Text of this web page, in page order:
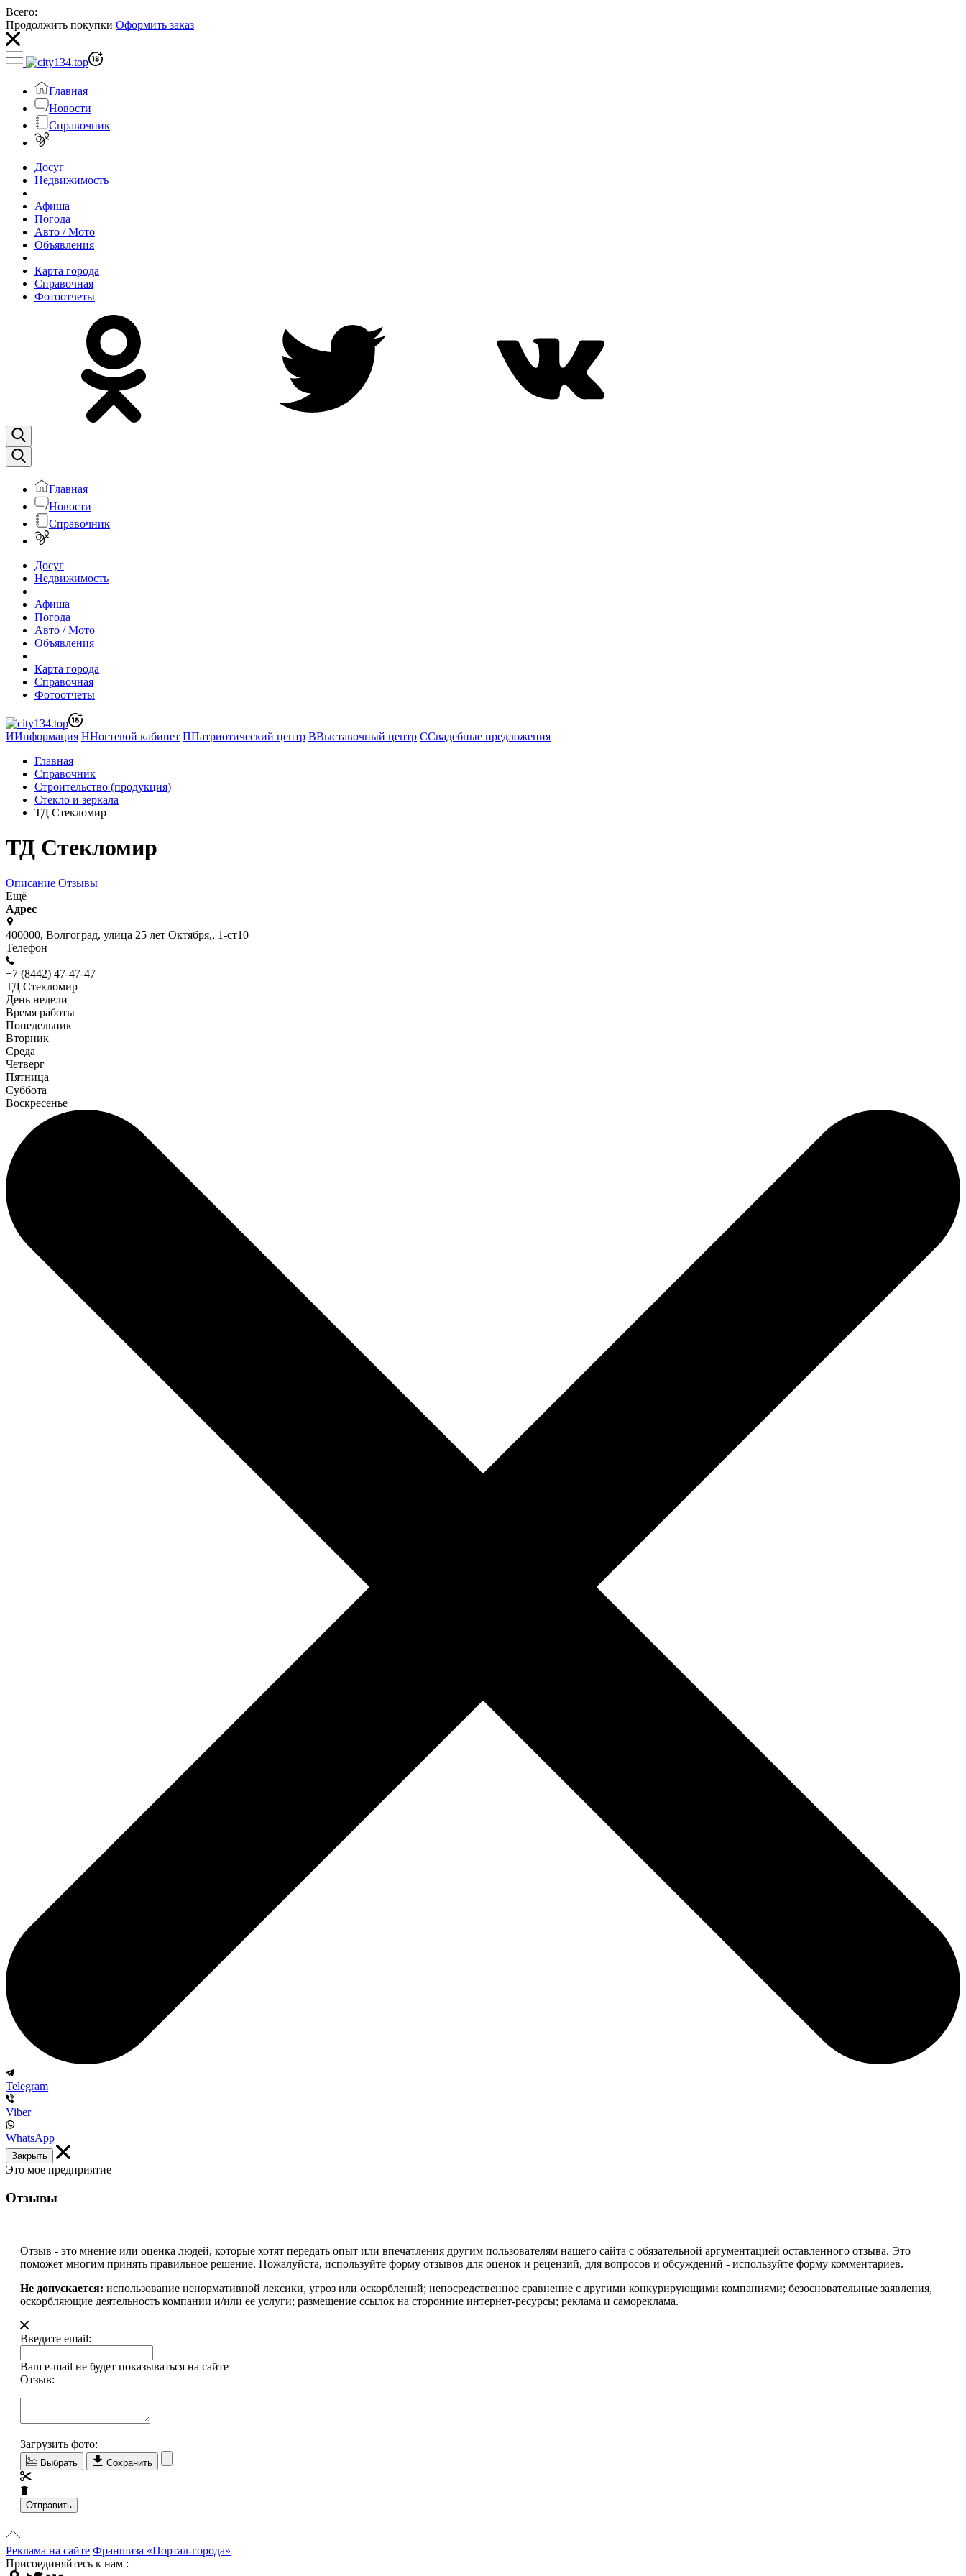
Всего:
Продолжить покупки Оформить заказ
Главная
Новости
Справочник
Досуг
Недвижимость
Афиша
Погода
Авто / Мото
Объявления
Карта города
Справочная
Фотоотчеты
Главная
Новости
Справочник
Досуг
Недвижимость
Афиша
Погода
Авто / Мото
Объявления
Карта города
Справочная
Фотоотчеты
ИИнформация ННогтевой кабинет ППатриотический центр ВВыставочный центр ССвадебные предложения
Главная
Справочник
Строительство (продукция)
Стекло и зеркала
ТД Стекломир
ТД Стекломир
Описание Отзывы
Ещё
Адрес
400000, Волгоград, улица 25 лет Октября,, 1-ст10
Телефон
+7 (8442) 47-47-47
ТД Стекломир
День недели
Время работы
Понедельник
Вторник
Среда
Четверг
Пятница
Суббота
Воскресенье
Telegram
Viber
WhatsApp
Закрыть
Это мое предприятие
Отзывы
Отзыв - это мнение или оценка людей, которые хотят передать опыт или впечатления другим пользователям нашего сайта с обязательной аргументацией оставленного отзыва. Это
поможет многим принять правильное решение. Пожалуйста, используйте форму отзывов для оценок и рецензий, для вопросов и обсуждений - используйте форму комментариев.
Не допускается: использование ненормативной лексики, угроз или оскорблений; непосредственное сравнение с другими конкурирующими компаниями; безосновательные заявления,
оскорбляющие деятельность компании и/или ее услуги; размещение ссылок на сторонние интернет-ресурсы; реклама и самореклама.
Введите email:
Ваш e-mail не будет показываться на сайте
Отзыв:
Загрузить фото:
Выбрать Сохранить
Отправить
Реклама на сайте Франшиза «Портал-города»
Присоединяйтесь к нам :